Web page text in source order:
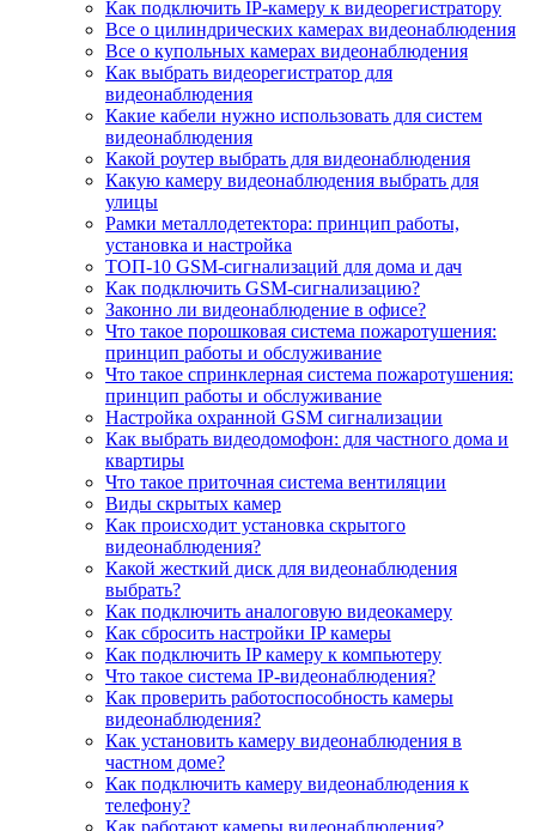
Как подключить IP-камеру к видеорегистратору
Все о цилиндрических камерах видеонаблюдения
Все о купольных камерах видеонаблюдения
Как выбрать видеорегистратор для
видеонаблюдения
Какие кабели нужно использовать для систем
видеонаблюдения
Какой роутер выбрать для видеонаблюдения
Какую камеру видеонаблюдения выбрать для
улицы
Рамки металлодетектора: принцип работы,
установка и настройка
ТОП-10 GSM-сигнализаций для дома и дач
Как подключить GSM-сигнализацию?
Законно ли видеонаблюдение в офисе?
Что такое порошковая система пожаротушения:
принцип работы и обслуживание
Что такое спринклерная система пожаротушения:
принцип работы и обслуживание
Настройка охранной GSM сигнализации
Как выбрать видеодомофон: для частного дома и
квартиры
Что такое приточная система вентиляции
Виды скрытых камер
Как происходит установка скрытого
видеонаблюдения?
Какой жесткий диск для видеонаблюдения
выбрать?
Как подключить аналоговую видеокамеру
Как сбросить настройки IP камеры
Как подключить IP камеру к компьютеру
Что такое система IP-видеонаблюдения?
Как проверить работоспособность камеры
видеонаблюдения?
Как установить камеру видеонаблюдения в
частном доме?
Как подключить камеру видеонаблюдения к
телефону?
Как работают камеры видеонаблюдения?